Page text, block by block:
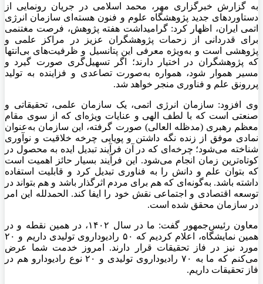
به گزارش خبرگزاری مهر، محمد اسلامی در جریان رونمایی از
دستاوردهای جدید پژوهشگاه علوم و فنون هسته‌ای سازمان انرژی
اتمی ایران، اظهار کرد: گرامیداشت هفته پژوهش، فرصت مغتنمی
برای قدردانی از زحمات پژوهشگران عزیز در مراکز علمی و
پژوهشی است و به‌ویژه معرفی این پتانسیل و ظرفیت‌های بی‌انتها
که پژوهشگران در اختیار دارند؛ اگر تسهیل‌گری صورت گیرد و
مسیر هموار شود، همواره به‌صورت تصاعدی و فزاینده به تولید
پررونق علم و فناوری منجر خواهد شد.
وی افزود: سازمان انرژی اتمی، یک سازمان علمی، تحقیقاتی و
صنعتی است که با لطف الهی و عنایات ویژه‌ای که از سوی مقام
معظم رهبری (مدظله
العالی) صورت گرفته، این سازمان به‌عنوان
نمادی موفق از زنده نگه داشتن و پویایی چرخه خلاقیت و نوآوری
شناخته می‌شود؛ چرخه‌ای که در آن فرآیند تبدیل ایده به محصول در
کوتاه‌ترین زمان انجام می‌شود. این فرآیند بسیار حائز اهمیت است
که بتوان علم و دانش را به فناوری تبدیل کرد و قابلیت استفاده
داشته باشد. به‌گونه‌ای که هم برای مردم اثرگذار باشد و هم بتواند در
توسعه اقتصادی و اجتماعی نقش خود را ایفا کند. الحمدلله این امر
در سازمان محقق شده است.
معاون رئیس‌جمهور گفت: ما در سال ۱۴۰۲، در همین نقطه و در
همین نمایشگاه، اعلام کردیم که ۵۰
رادیوداروی
تولیدی داریم و ۲۰
مورد نیز در فاز تحقیقات قرار دارند. امروز خدمت شما عرض
می‌کنم که ما به ۷۰
رادیوداروی تولیدی و ۲۰ نوع رادیودارو هم در
فاز تحقیقات داریم.